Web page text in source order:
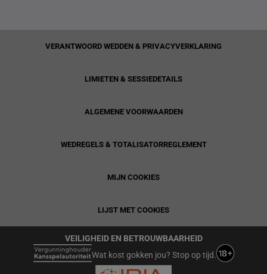
VERANTWOORD WEDDEN & PRIVACYVERKLARING
LIMIETEN & SESSIEDETAILS
ALGEMENE VOORWAARDEN
WEDREGELS & TOTALISATORREGLEMENT
MIJN COOKIES
LIJST MET COOKIES
VEILIGHEID EN BETROUWBAARHEID
Wat kost gokken jou? Stop op tijd.